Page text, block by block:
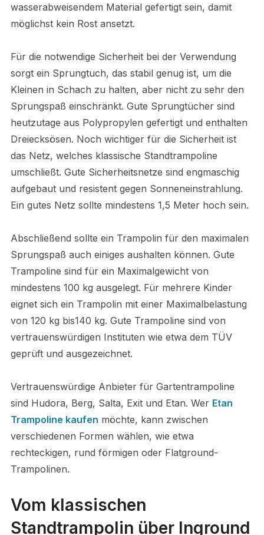
wasserabweisendem Material gefertigt sein, damit
möglichst kein Rost ansetzt.
Für die notwendige Sicherheit bei der Verwendung
sorgt ein Sprungtuch, das stabil genug ist, um die
Kleinen in Schach zu halten, aber nicht zu sehr den
Sprungspaß einschränkt. Gute Sprungtücher sind
heutzutage aus Polypropylen gefertigt und enthalten
Dreiecksösen. Noch wichtiger für die Sicherheit ist
das Netz, welches klassische Standtrampoline
umschließt. Gute Sicherheitsnetze sind engmaschig
aufgebaut und resistent gegen Sonneneinstrahlung.
Ein gutes Netz sollte mindestens 1,5 Meter hoch sein.
Abschließend sollte ein Trampolin für den maximalen
Sprungspaß auch einiges aushalten können. Gute
Trampoline sind für ein Maximalgewicht von
mindestens 100 kg ausgelegt. Für mehrere Kinder
eignet sich ein Trampolin mit einer Maximalbelastung
von 120 kg bis140 kg. Gute Trampoline sind von
vertrauenswürdigen Instituten wie etwa dem TÜV
geprüft und ausgezeichnet.
Vertrauenswürdige Anbieter für Gartentrampoline
sind Hudora, Berg, Salta, Exit und Etan. Wer Etan
Trampoline kaufen möchte, kann zwischen
verschiedenen Formen wählen, wie etwa
rechteckigen, rund förmigen oder Flatground-
Trampolinen.
Vom klassischen
Standtrampolin über Inground